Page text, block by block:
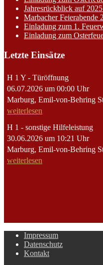
Jahresrückblick auf 2025
Marbacher Feierabende
Einladung zum 1.
Einladung zum
Letzte Einsätze
H 1 Y - Türöffnung
06.07.2026 um 00:00 Uhr
Marburg, Emil-von-Behring
weiterlesen
H 1 - sonstige Hilfeleistung
30.06.2026 um 10:21 Uhr
Marburg, Emil-von-Behring
weiterlesen
Impressum
Datenschutz
Kontakt